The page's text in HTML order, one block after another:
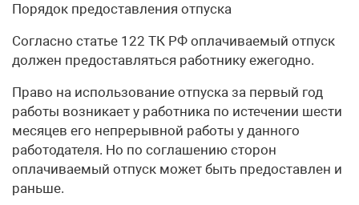
Порядок предоставления отпуска
Согласно статье 122 ТК РФ оплачиваемый отпуск
должен предоставляться работнику ежегодно.
Право на использование отпуска за первый год
работы возникает у работника по истечении шести
месяцев его непрерывной работы у данного
работодателя. Но по соглашению сторон
оплачиваемый отпуск может быть предоставлен и
раньше.